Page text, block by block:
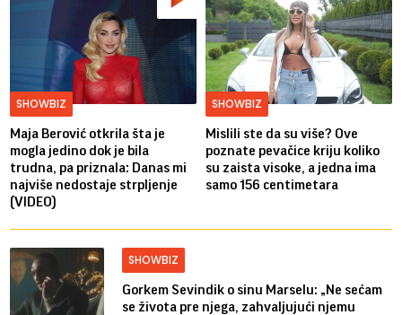
SHOWBIZ
Maja Berović otkrila šta je
mogla jedino dok je bila
trudna, pa priznala: Danas mi
najviše nedostaje strpljenje
(VIDEO)
SHOWBIZ
Mislili ste da su više? Ove
poznate pevačice kriju koliko
su zaista visoke, a jedna ima
samo 156 centimetara
SHOWBIZ
Gorkem Sevindik o sinu Marselu: „Ne sećam
se života pre njega, zahvaljujući njemu